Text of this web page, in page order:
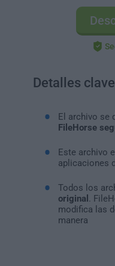
Detalles
El archivo se
FileHorse
Este archivo
aplicaciones
Todos los
original
.
modifica las
manera